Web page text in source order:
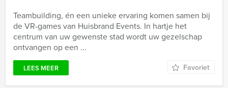
Teambuilding, én een unieke ervaring komen samen bij
de VR-games van Huisbrand Events. In hartje het
centrum van uw gewenste stad wordt uw gezelschap
ontvangen op een ...
LEES MEER Favoriet